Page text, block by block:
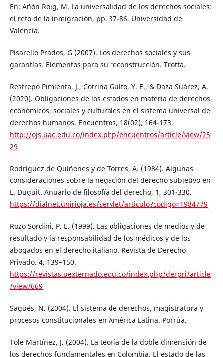
En: Añón Roig, M. La universalidad de los derechos sociales:
el reto de la inmigración, pp. 37-86. Universidad de
Valencia.
Pisarello Prados, G (2007). Los derechos sociales y sus
garantías. Elementos para su reconstrucción. Trotta.
Restrepo Pimienta, J., Cotrina Gulfo, Y. E., & Daza Suárez, A.
(2020). Obligaciones de los estados en materia de derechos
económicos, sociales y culturales en el sistema universal de
derechos humanos. Encuentros, 18(02), 164-173.
http://ojs.uac.edu.co/index.php/encuentros/article/view/25
29
Rodríguez de Quiñones y de Torres, A. (1984). Algunas
consideraciones sobre la negación del derecho subjetivo en
L. Duguit. Anuario de filosofía del derecho, 1, 301-330.
https://dialnet.unirioja.es/servlet/articulo?codigo=1984779
Rozo Sordini, P. E. (1999). Las obligaciones de medios y de
resultado y la responsabilidad de los médicos y de los
abogados en el derecho italiano. Revista de Derecho
Privado. 4, 139–150.
https://revistas.uexternado.edu.co/index.php/derpri/article
/view/669
Sagüés, N. (2004). El sistema de derechos, magistratura y
procesos constitucionales en América Latina. Porrúa.
Tole Martínez, J. (2004). La teoría de la doble dimensión de
los derechos fundamentales en Colombia. El estado de las